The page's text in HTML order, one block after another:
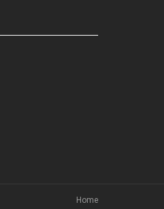
Home